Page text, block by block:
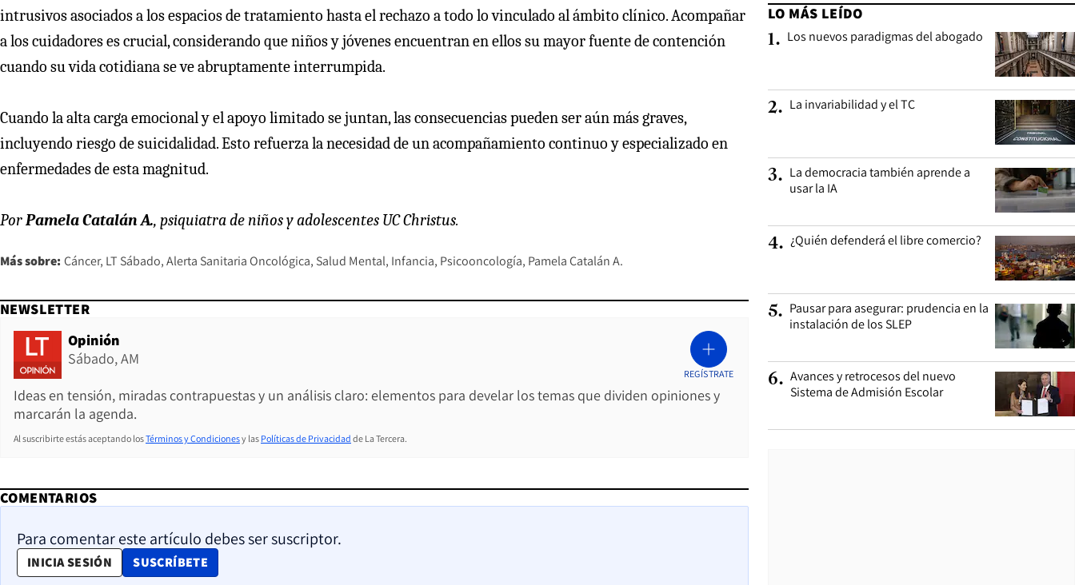
intrusivos asociados a los espacios de tratamiento hasta el rechazo a todo lo vinculado al ámbito clínico. Acompañar
a los cuidadores es crucial, considerando que niños y jóvenes encuentran en ellos su mayor fuente de contención
cuando su vida cotidiana se ve abruptamente interrumpida.
Cuando la alta carga emocional y el apoyo limitado se juntan, las consecuencias pueden ser aún más graves,
incluyendo riesgo de suicidalidad. Esto refuerza la necesidad de un acompañamiento continuo y especializado en
enfermedades de esta magnitud.
PorPamela Catalán A., psiquiatra de niños y adolescentes UC Christus.
Más sobre: Cáncer LT Sábado Alerta Sanitaria Oncológica Salud Mental Infancia Psicooncología Pamela Catalán A.
NEWSLETTER
Opinión
Sábado, AM
Ideas en tensión, miradas contrapuestas y un análisis claro: elementos para develar los temas que dividen opiniones y
marcarán la agenda.
REGÍSTRATE
Al suscribirte estás aceptando losTérminos y Condicionesy las Políticas de Privacidad de La Tercera.
COMENTARIOS
Para comentar este artículo debes ser suscriptor.
INICIA SESIÓN SUSCRÍBETE
OPENS IN NEW WINDOW
LO MÁS LEÍDO
1. Los nuevos paradigmas del abogado
2. La invariabilidad y el TC
3. La democracia también aprende a
usar la IA
4. ¿Quién defenderá el libre comercio?
5. Pausar para asegurar: prudencia en la
instalación de los SLEP
6. Avances y retrocesos del nuevo
Sistema de Admisión Escolar